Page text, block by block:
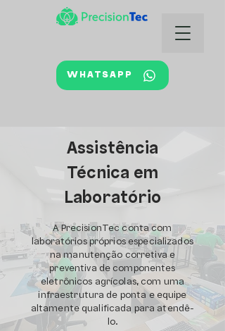
WHATSAPP
Assistência
Técnica em
Laboratório
A PrecisionTec conta com
laboratórios próprios especializados
na manutenção corretiva e
preventiva de componentes
eletrônicos agrícolas, com uma
infraestrutura de ponta e equipe
altamente qualificada para atendê-
lo.